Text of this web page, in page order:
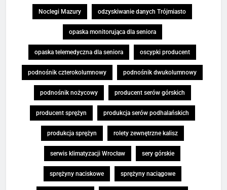
Noclegi Mazury odzyskiwanie danych Trójmiasto
opaska monitorująca dla seniora
opaska telemedyczna dla seniora oscypki producent
podnośnik czterokolumnowy podnośnik dwukolumnowy
podnośnik nożycowy producent serów górskich
producent sprężyn produkcja serów podhalańskich
produkcja sprężyn rolety zewnętrzne kalisz
serwis klimatyzacji Wrocław sery górskie
sprężyny naciskowe sprężyny naciągowe